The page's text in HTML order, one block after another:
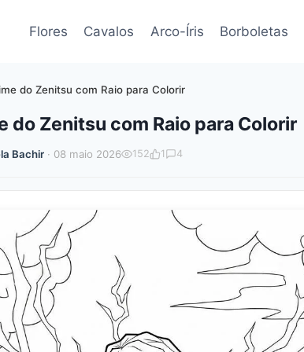
Flores Cavalos Arco-Íris Borboletas
do Zenitsu com Raio para Colorir
do Zenitsu com Raio para Colorir
Bachir· 08 maio 2026 152 1 4